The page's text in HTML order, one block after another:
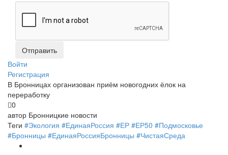
Войти
Регистрация
В Бронницах организован приём новогодних ёлок на
переработку
0
автор Бронницкие новости
Теги #Экология #ЕдинаяРоссия #ЕР #ЕР50 #Подмосковье
#Бронницы #ЕдинаяРоссияБронницы #ЧистаяСреда